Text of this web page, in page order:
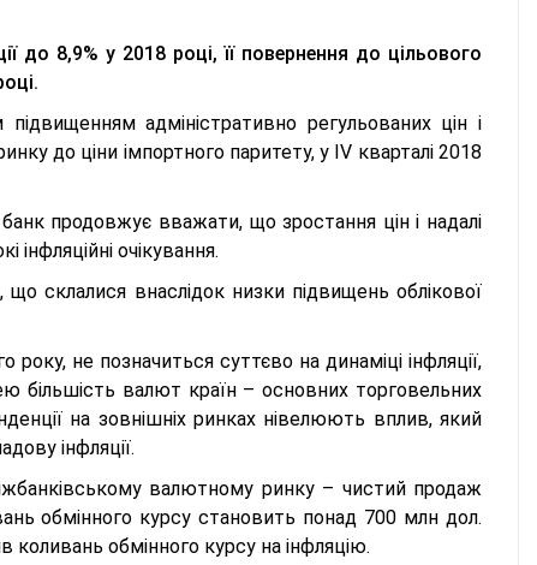
до 8,9% у 2018 році, її повернення до цільового
адміністративно регульованих цін і
до ціни імпортного паритету, у IV кварталі 2018
продовжує вважати, що зростання цін і надалі
очікування.
склалися внаслідок низки підвищень облікової
не позначиться суттєво на динаміці інфляції,
більшість валют країн – основних торговельних
на зовнішніх ринках нівелюють вплив, який
інфляції.
валютному ринку – чистий продаж
обмінного курсу становить понад 700 млн дол.
коливань обмінного курсу на інфляцію.